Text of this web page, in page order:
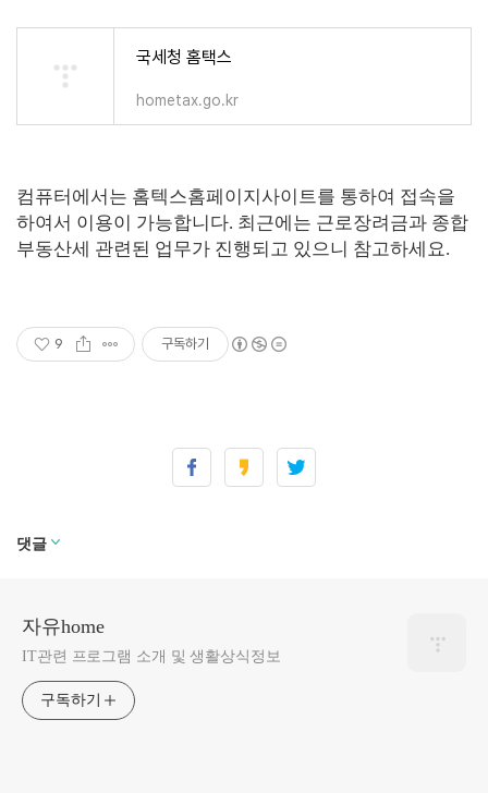
국세청 홈택스
hometax.go.kr
컴퓨터에서는 홈텍스홈페이지사이트를 통하여 접속을
하여서 이용이 가능합니다. 최근에는 근로장려금과 종합
부동산세 관련된 업무가 진행되고 있으니 참고하세요.
9 구독하기
댓글
자유home
IT관련 프로그램 소개 및 생활상식정보
구독하기